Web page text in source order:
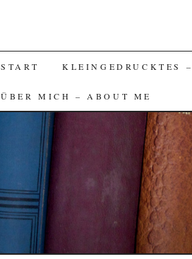
SKIP
TO
CONTENT
START KLEINGEDRUCKTES
ÜBER MICH – ABOUT ME